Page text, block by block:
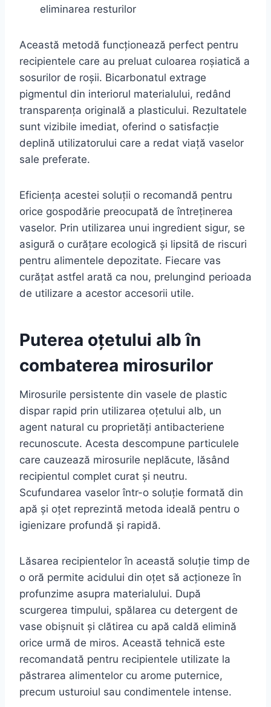
eliminarea resturilor
Această metodă funcționează perfect pentru
recipientele care au preluat culoarea roșiatică a
sosurilor de roșii. Bicarbonatul extrage
pigmentul din interiorul materialului, redând
transparența originală a plasticului. Rezultatele
sunt vizibile imediat, oferind o satisfacție
deplină utilizatorului care a redat viață vaselor
sale preferate.
Eficiența acestei soluții o recomandă pentru
orice gospodărie preocupată de întreținerea
vaselor. Prin utilizarea unui ingredient sigur, se
asigură o curățare ecologică și lipsită de riscuri
pentru alimentele depozitate. Fiecare vas
curățat astfel arată ca nou, prelungind perioada
de utilizare a acestor accesorii utile.
Puterea oțetului alb în
combaterea mirosurilor
Mirosurile persistente din vasele de plastic
dispar rapid prin utilizarea oțetului alb, un
agent natural cu proprietăți antibacteriene
recunoscute. Acesta descompune particulele
care cauzează mirosurile neplăcute, lăsând
recipientul complet curat și neutru.
Scufundarea vaselor într-o soluție formată din
apă și oțet reprezintă metoda ideală pentru o
igienizare profundă și rapidă.
Lăsarea recipientelor în această soluție timp de
o oră permite acidului din oțet să acționeze în
profunzime asupra materialului. După
scurgerea timpului, spălarea cu detergent de
vase obișnuit și clătirea cu apă caldă elimină
orice urmă de miros. Această tehnică este
recomandată pentru recipientele utilizate la
păstrarea alimentelor cu arome puternice,
precum usturoiul sau condimentele intense.